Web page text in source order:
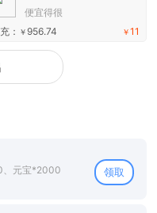
便宜得很
￥11
： ￥956.74
、元宝*2000
领取